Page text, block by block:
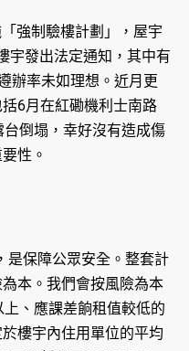
強制驗樓計劃」，屋宇
宇發出法定通知，其中有
辦率未如理想。近月更
6月在紅磡機利士南路
倒塌，幸好沒有造成傷
性。
是保障公眾安全。整套計
本。我們會按風險為本
、應課差餉租值較低的
樓宇內住用單位的平均